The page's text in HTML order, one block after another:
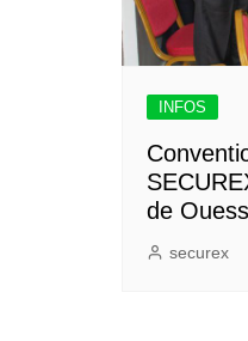
INFOS
de
securex